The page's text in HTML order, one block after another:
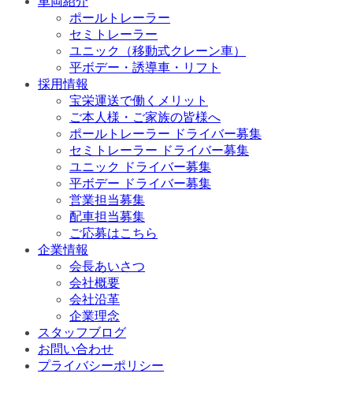
ポールトレーラー
セミトレーラー
ユニック（移動式クレーン車）
平ボデー・誘導車・リフト
採用情報
宝栄運送で働くメリット
ご本人様・ご家族の皆様へ
ポールトレーラー ドライバー募集
セミトレーラー ドライバー募集
ユニック ドライバー募集
平ボデー ドライバー募集
営業担当募集
配車担当募集
ご応募はこちら
企業情報
会長あいさつ
会社概要
会社沿革
企業理念
スタッフブログ
お問い合わせ
プライバシーポリシー